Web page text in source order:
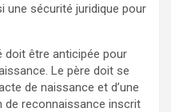
une sécurité juridique pour
doit être anticipée pour
Le père doit se
de naissance et d’une
de reconnaissance inscrit